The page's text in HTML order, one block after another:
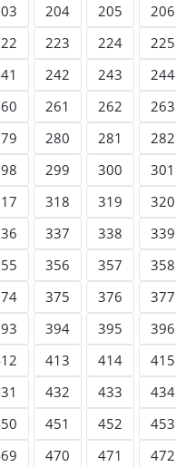
204 205 206
223 224 225
242 243 244
261 262 263
280 281 282
299 300 301
318 319 320
337 338 339
356 357 358
375 376 377
394 395 396
413 414 415
432 433 434
451 452 453
470 471 472